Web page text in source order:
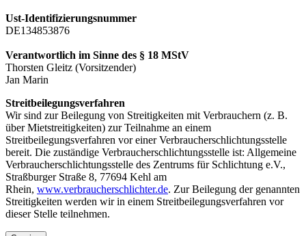
Ust-Identifizierungsnummer
DE134853876
Verantwortlich im Sinne des § 18 MStV
Thorsten Gleitz (Vorsitzender)
Jan Marin
Streitbeilegungsverfahren
Wir sind zur Beilegung von Streitigkeiten mit Verbrauchern (z. B.
über Mietstreitigkeiten) zur Teilnahme an einem
Streitbeilegungsverfahren vor einer Verbraucherschlichtungsstelle
bereit. Die zuständige Verbraucherschlichtungsstelle ist: Allgemeine
Verbraucherschlichtungsstelle des Zentrums für Schlichtung e.V.,
Straßburger Straße 8, 77694 Kehl am
Rhein, www.verbraucherschlichter.de. Zur Beilegung der genannten
Streitigkeiten werden wir in einem Streitbeilegungsverfahren vor
dieser Stelle teilnehmen.